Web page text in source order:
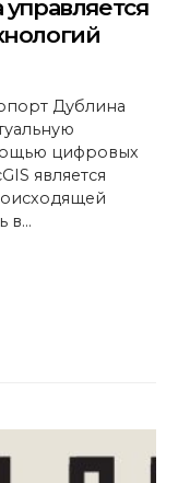
Дублина
цифровых
является
в…